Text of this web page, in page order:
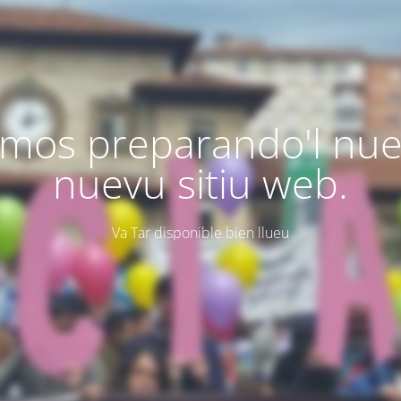
preparando'l
nuevu sitiu web.
Va Tar disponible bien llueu